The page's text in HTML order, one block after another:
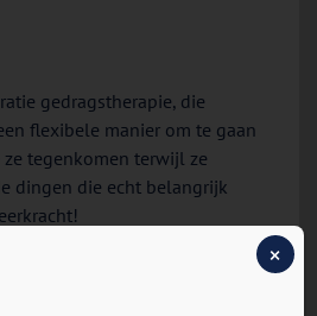
gedragstherapie, die
flexibele manier om te gaan
tegenkomen terwijl ze
dingen die echt belangrijk
based therapy voor de
angststoornissen,
×